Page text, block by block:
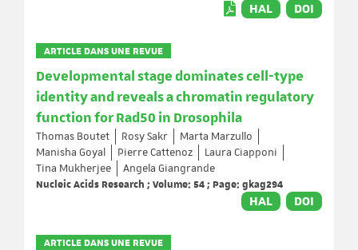
HAL DOI
ARTICLE DANS UNE REVUE
Developmental stage dominates cell-type
identity and reveals a chromatin regulatory
function for Rad50 in Drosophila
Thomas Boutet Rosy Sakr
Marta Marzullo
Manisha Goyal
Pierre Cattenoz
Laura Ciapponi
Tina Mukherjee
Angela Giangrande
Nucleic Acids Research ; Volume: 54 ; Page: gkag294
HAL DOI
ARTICLE DANS UNE REVUE